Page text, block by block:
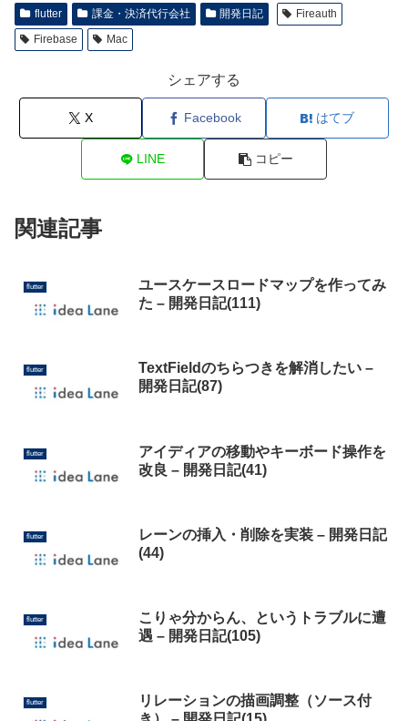
flutter 課金・決済代行会社 開発日記
Fireauth
Firebase
Mac
シェアする
X Facebook はてブ
LINE コピー
関連記事
flutter
ユースケースロードマップを作ってみ
た – 開発日記(111)
flutter
TextFieldのちらつきを解消したい –
開発日記(87)
flutter
アイディアの移動やキーボード操作を
改良 – 開発日記(41)
flutter
レーンの挿入・削除を実装 – 開発日記
(44)
flutter
こりゃ分からん、というトラブルに遭
遇 – 開発日記(105)
flutter
リレーションの描画調整（ソース付